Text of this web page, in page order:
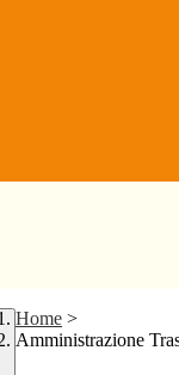
Home >
Amministrazione